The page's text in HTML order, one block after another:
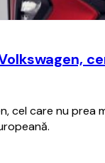
cel care nu